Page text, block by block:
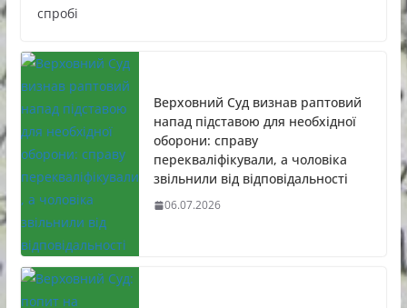
спробі
Верховний Суд визнав раптовий
напад підставою для необхідної
оборони: справу
перекваліфікували, а чоловіка
звільнили від відповідальності
06.07.2026